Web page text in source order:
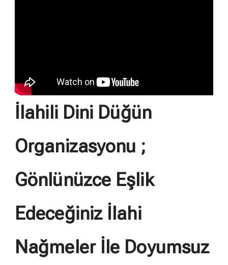
İlahili Dini Düğün
Organizasyonu ;
Gönlünüzce Eşlik
Edeceğiniz İlahi
Nağmeler İle Doyumsuz